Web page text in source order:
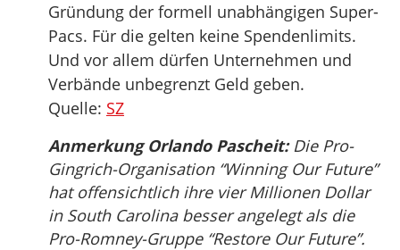
Gründung der formell unabhängigen Super-
Pacs. Für die gelten keine Spendenlimits.
Und vor allem dürfen Unternehmen und
Verbände unbegrenzt Geld geben.
Quelle: SZ
Anmerkung Orlando Pascheit:Die Pro-
Gingrich-Organisation “Winning Our Future”
hat offensichtlich ihre vier Millionen Dollar
in South Carolina besser angelegt als die
Pro-Romney-Gruppe “Restore Our Future”.